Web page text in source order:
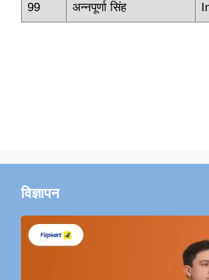
99 अन्‍नपूर्णा सिंह
विज्ञापन